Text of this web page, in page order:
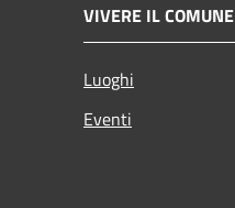
VIVERE IL COMUNE
Luoghi
Eventi